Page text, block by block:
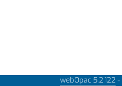
webOpac 5.2.122 -